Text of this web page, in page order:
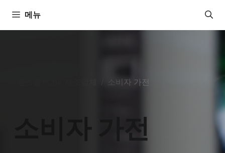
츠
메뉴
소비자 가전
소비자 가전